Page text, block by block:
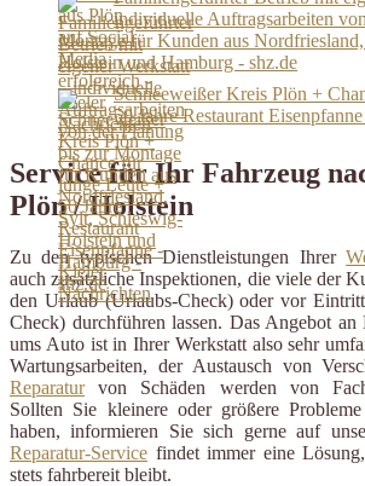
individuelle Auftragsarbeiten
Montage für Kunden aus
Holstein und Hamburg - shz.de
Schneeweißer Kreis Plön +
50 Jahre Restaurant
Service für Ihr Fahrzeug
Plön / Holstein
Zu den typischen Dienstleistungen Ihrer
auch zusätzliche Inspektionen, die viele der
den Urlaub (Urlaubs-Check) oder vor
Check) durchführen lassen. Das Angebot an
ums Auto ist in Ihrer Werkstatt also sehr
Wartungsarbeiten, der Austausch von
Reparaturvon Schäden werden von
Sollten Sie kleinere oder größere
haben, informieren Sie sich gerne auf
Reparatur-Service findet immer eine
stets fahrbereit bleibt.